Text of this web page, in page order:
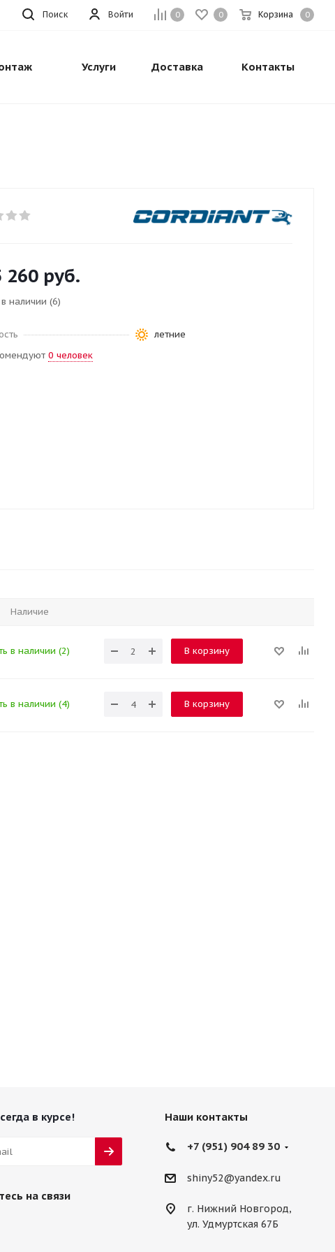
0 0 Корзина 0
Войти
Поиск
Услуги Доставка Контакты
260 руб.
в наличии (6)
летние
0 человек
Наличие
в наличии (2) В корзину
в наличии (4) В корзину
в курсе!
на связи
Наши контакты
+7 (951) 904 89 30
shiny52@yandex.ru
г. Нижний Новгород,
ул. Удмуртская 67Б